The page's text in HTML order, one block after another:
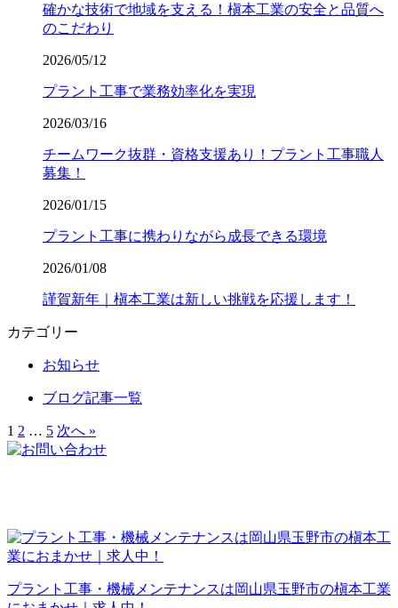
確かな技術で地域を支える！槇本工業の安全と品質へ
のこだわり
2026/05/12
プラント工事で業務効率化を実現
2026/03/16
チームワーク抜群・資格支援あり！プラント工事職人
募集！
2026/01/15
プラント工事に携わりながら成長できる環境
2026/01/08
謹賀新年｜槇本工業は新しい挑戦を応援します！
カテゴリー
お知らせ
ブログ記事一覧
1 2 … 5 次へ »
プラント工事・機械メンテナンスは岡山県玉野市の槇本工業